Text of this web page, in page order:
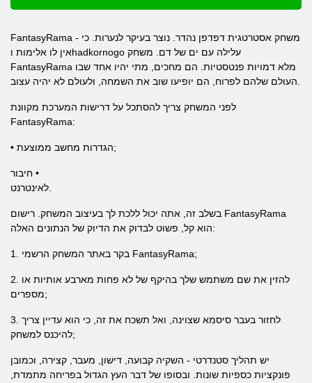
FantasyRama - משחק אסטרטגית דפדפן נהדר. נוצר בעיקר לנערות. כי
אין לו אלימות וhadkornogo עלילה עם ים של דם. משחק
FantasyRama מלא דמויות פנטסטיות. הם מחכים, מתי יהיו אחד שבו
לפני המשחק צריך להסתכל על דרישות המערכת מקוונת
FantasyRama:
• הגדרות מחשב ממוצעת;
חיבור •
בשלב זה, אתה יכול ללכת לך בעיצוב המשחק. רישום FantasyRama
הוא קל, פשוט לבדוק את הדיוק של הנתונים האלה:
1. בקר באתר המשחק הרשמי FantasyRama;
2. להזין את שם משתמש שלך בהיקף של לא פחות מארבע אותיות או
מספרים;
3. לחזור בעבר סיסמא שצוינה, ואל תשכח את זה, כי הוא עדיין צריך
להיכנס למשחק;
יש תהליך סטנדרטי - השקיה קבועה, דישון, מעבר, קצירה, וכמובן
פונקציות כספיות שונות. ובסופו של דבר העץ הגדול בפריחה מתמדת,